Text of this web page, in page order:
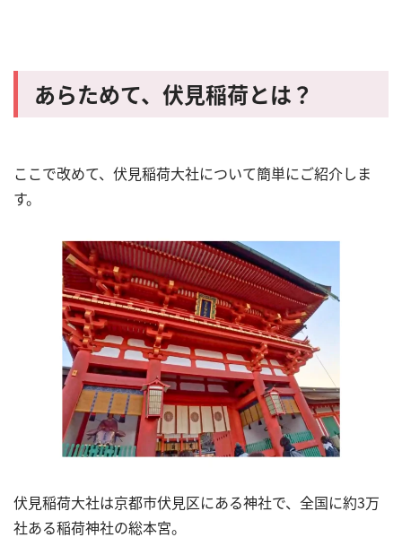
あらためて、伏見稲荷とは？
ここで改めて、伏見稲荷大社について簡単にご紹介しま
す。
伏見稲荷大社は京都市伏見区にある神社で、全国に約3万
社ある稲荷神社の総本宮。